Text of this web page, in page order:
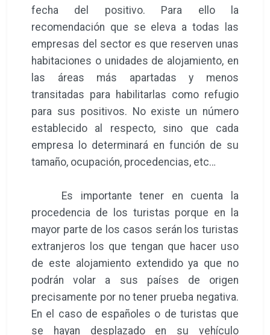
fecha del positivo. Para ello la
recomendación que se eleva a todas las
empresas del sector es que reserven unas
habitaciones o unidades de alojamiento, en
las áreas más apartadas y menos
transitadas para habilitarlas como refugio
para sus positivos. No existe un número
establecido al respecto, sino que cada
empresa lo determinará en función de su
tamaño, ocupación, procedencias, etc…
Es importante tener en cuenta la
procedencia de los turistas porque en la
mayor parte de los casos serán los turistas
extranjeros los que tengan que hacer uso
de este alojamiento extendido ya que no
podrán volar a sus países de origen
precisamente por no tener prueba negativa.
En el caso de españoles o de turistas que
se hayan desplazado en su vehículo